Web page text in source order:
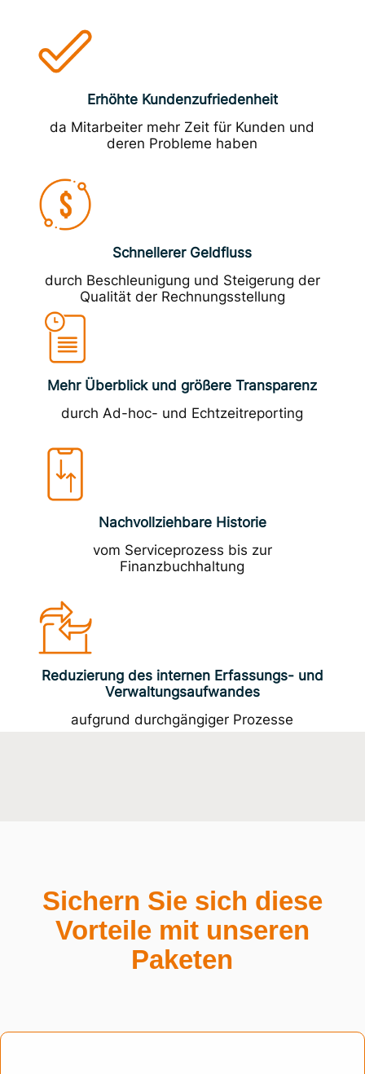
Erhöhte Kundenzufriedenheit
da Mitarbeiter mehr Zeit für Kunden und
deren Probleme haben
Schnellerer Geldfluss
durch Beschleunigung und Steigerung der
Qualität der Rechnungsstellung
Mehr Überblick und größere Transparenz
durch Ad-hoc- und Echtzeitreporting
Nachvollziehbare Historie
vom Serviceprozess bis zur
Finanzbuchhaltung
Reduzierung des internen Erfassungs- und
Verwaltungsaufwandes
aufgrund durchgängiger Prozesse
Sichern Sie sich diese
Vorteile mit unseren
Paketen